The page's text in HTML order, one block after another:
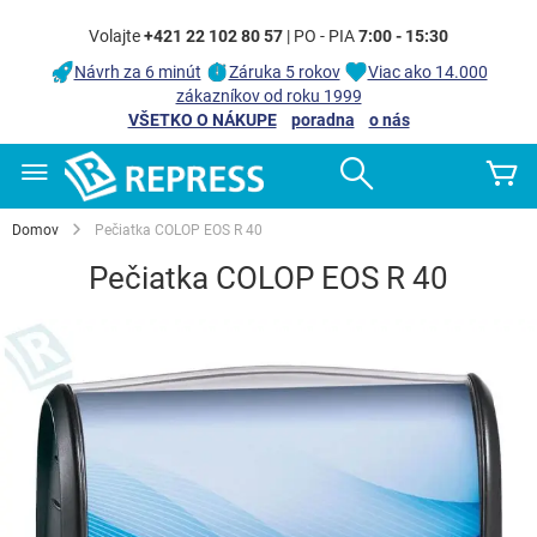
Volajte+421 22 102 80 57 | PO - PIA7:00 - 15:30
Návrh za 6 minút
Záruka 5 rokov
Viac ako 14.000
zákazníkov od roku 1999
VŠETKO O NÁKUPE
poradna
o nás
Domov Pečiatka COLOP EOS R 40
Pečiatka COLOP EOS R 40
Preskočiť
na
koniec
galérie
obrázkov